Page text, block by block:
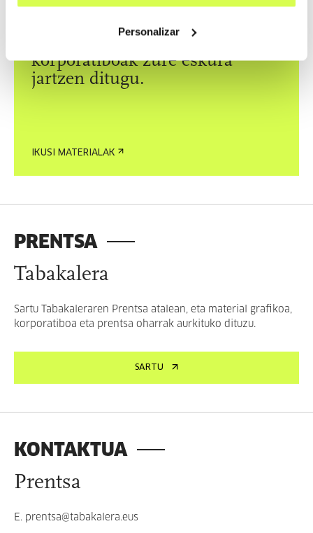
Personalizar
MATERIALA
Tabakalerako material
korporatiboak zure eskura
jartzen ditugu.
IKUSI MATERIALAK
PRENTSA
Tabakalera
Sartu Tabakaleraren Prentsa atalean, eta material grafikoa,
korporatiboa eta prentsa oharrak aurkituko dituzu.
SARTU
KONTAKTUA
Prentsa
E. prentsa@tabakalera.eus